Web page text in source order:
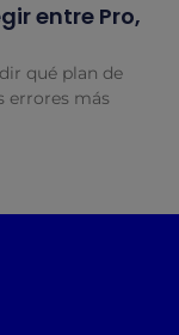
entre Pro,
qué plan de
errores más